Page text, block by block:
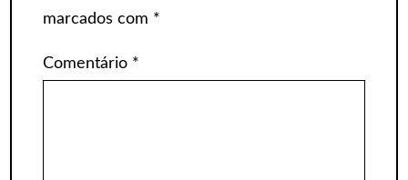
marcados com *
Comentário *